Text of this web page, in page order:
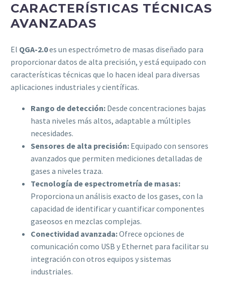
CARACTERÍSTICAS TÉCNICAS
AVANZADAS
El QGA-2.0es un espectrómetro de masas diseñado para
proporcionar datos de alta precisión, y está equipado con
características técnicas que lo hacen ideal para diversas
aplicaciones industriales y científicas.
Rango de detección: Desde concentraciones bajas
hasta niveles más altos, adaptable a múltiples
necesidades.
Sensores de alta precisión: Equipado con sensores
avanzados que permiten mediciones detalladas de
gases a niveles traza.
Tecnología de espectrometría de masas:
Proporciona un análisis exacto de los gases, con la
capacidad de identificar y cuantificar componentes
gaseosos en mezclas complejas.
Conectividad avanzada:Ofrece opciones de
comunicación como USB y Ethernet para facilitar su
integración con otros equipos y sistemas
industriales.